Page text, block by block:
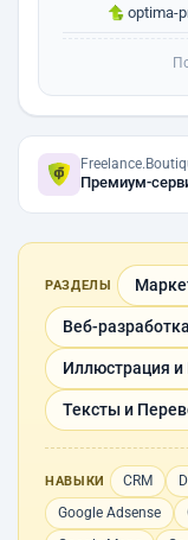
optima-
Премиум-
РАЗДЕЛЫ
Веб-
Иллюстрация и
Тексты и
НАВЫКИ CRM
Google Adsense